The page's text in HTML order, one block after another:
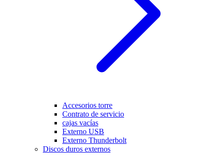
Accesorios torre
Contrato de servicio
cajas vacías
Externo USB
Externo Thunderbolt
Discos duros externos